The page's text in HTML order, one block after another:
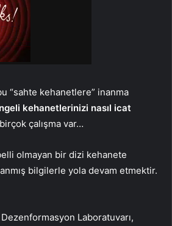
“sahte kehanetlere” inanma
kehanetlerinizi nasıl icat
çalışma var…
olmayan bir dizi kehanete
bilgilerle yola devam etmektir.
Laboratuvarı,